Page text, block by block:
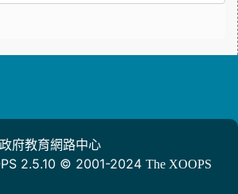
府教育網路中心
2.5.10 © 2001-2024 The XOOPS